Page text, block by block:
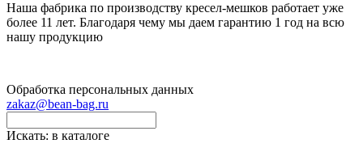
Наша фабрика по производству кресел-мешков работает уже
более 11 лет. Благодаря чему мы даем гарантию 1 год на всю
нашу продукцию
Обработка персональных данных
zakaz@bean-bag.ru
Искать: в каталоге